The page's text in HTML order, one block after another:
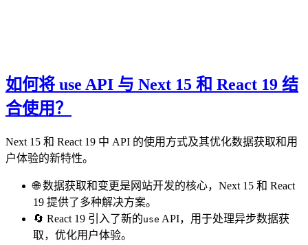
如何将 use API 与 Next 15 和 React 19 结
合使用？
Next 15 和 React 19 中 API 的使用方式及其优化数据获取和用
户体验的新特性。
🌐 数据获取和变更是网站开发的核心，Next 15 和 React
19 提供了多种解决方案。
🔄 React 19 引入了新的use API，用于处理异步数据获
取，优化用户体验。